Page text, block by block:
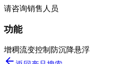
请咨询销售人员
功能
增稠流变控制 防沉降悬浮